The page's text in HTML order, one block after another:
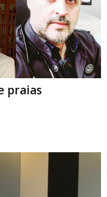
praias